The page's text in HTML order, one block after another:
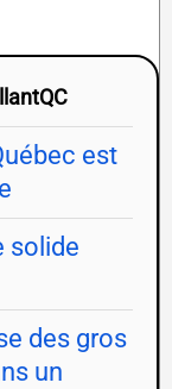
est
solide
des gros
un